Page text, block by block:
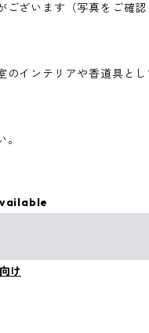
ざいます（写真をご確認
インテリアや香道具とし
け